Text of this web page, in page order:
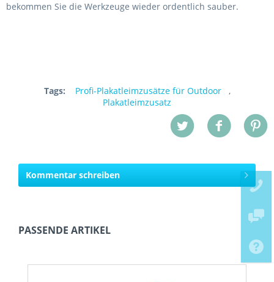
bekommen Sie die Werkzeuge wieder ordentlich sauber.
Tags: Profi-Plakatleimzusätze für Outdoor
,
Plakatleimzusatz
Kommentar schreiben
PASSENDE ARTIKEL